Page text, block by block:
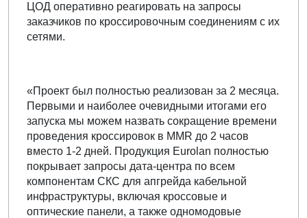
ЦОД оперативно реагировать на запросы
заказчиков по кроссировочным соединениям с их
сетями.
«Проект был полностью реализован за 2 месяца.
Первыми и наиболее очевидными итогами его
запуска мы можем назвать сокращение времени
проведения кроссировок в MMR до 2 часов
вместо 1-2 дней. Продукция Eurolan полностью
покрывает запросы дата-центра по всем
компонентам СКС для апгрейда кабельной
инфраструктуры, включая кроссовые и
оптические панели, а также одномодовые